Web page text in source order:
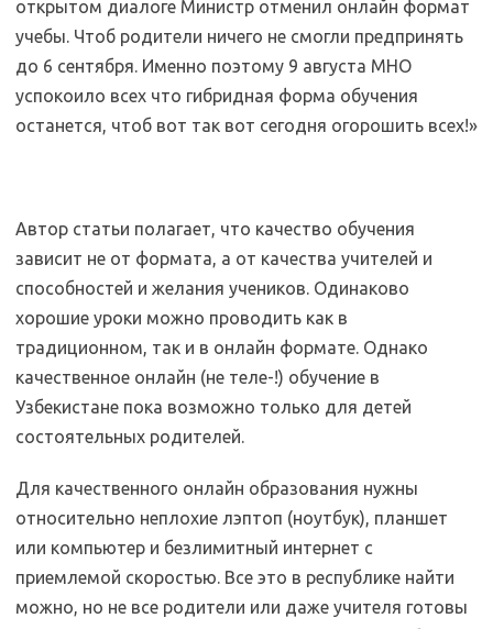
открытом диалоге Министр отменил онлайн формат
учебы. Чтоб родители ничего не смогли предпринять
до 6 сентября. Именно поэтому 9 августа МНО
успокоило всех что гибридная форма обучения
останется, чтоб вот так вот сегодня огорошить всех!»
Автор статьи полагает, что качество обучения
зависит не от формата, а от качества учителей и
способностей и желания учеников. Одинаково
хорошие уроки можно проводить как в
традиционном, так и в онлайн формате. Однако
качественное онлайн (не теле-!) обучение в
Узбекистане пока возможно только для детей
состоятельных родителей.
Для качественного онлайн образования нужны
относительно неплохие лэптоп (ноутбук), планшет
или компьютер и безлимитный интернет с
приемлемой скоростью. Все это в республике найти
можно, но не все родители или даже учителя готовы